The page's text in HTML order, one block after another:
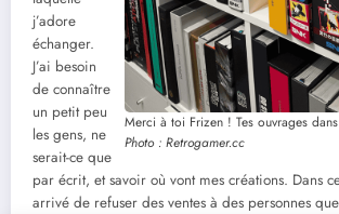
Merci à toi Frizen ! Tes ouvrages
Photo : Retrogamer.cc
j’adore
échanger.
J’ai besoin
de connaître
un petit peu
les gens, ne
serait-ce que
par écrit, et savoir où vont mes créations. Dans
arrivé de refuser des ventes à des personnes